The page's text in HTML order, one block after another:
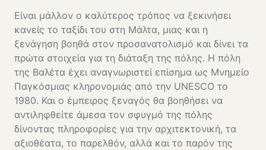
Είναι μάλλον ο καλύτερος τρόπος να ξεκινήσει
κανείς το ταξίδι του στη Μάλτα, μιας και η
ξενάγηση βοηθά στον προσανατολισμό και δίνει τα
πρώτα στοιχεία για τη διάταξη της πόλης. Η πόλη
της Βαλέτα έχει αναγνωριστεί επίσημα ως Μνημείο
Παγκόσμιας κληρονομιάς από την UNESCO το
1980. Και ο έμπειρος ξεναγός θα βοηθήσει να
αντιληφθείτε άμεσα τον σφυγμό της πόλης
δίνοντας πληροφορίες για την αρχιτεκτονική, τα
αξιοθέατα, το παρελθόν, αλλά και το παρόν της